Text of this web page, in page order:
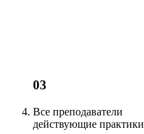
03
Все преподаватели
действующие практики